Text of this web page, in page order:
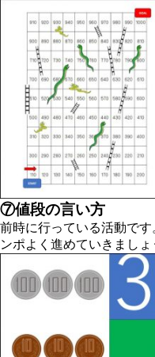
⑦値段の言い方
前時に行っている活動で
ンポよく進めていきましょ